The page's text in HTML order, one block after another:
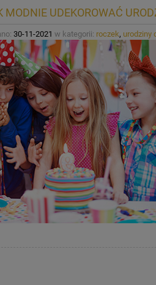
MODNIE UDEKOROWAĆ
30-11-2021 w kategorii: roczek, urodziny